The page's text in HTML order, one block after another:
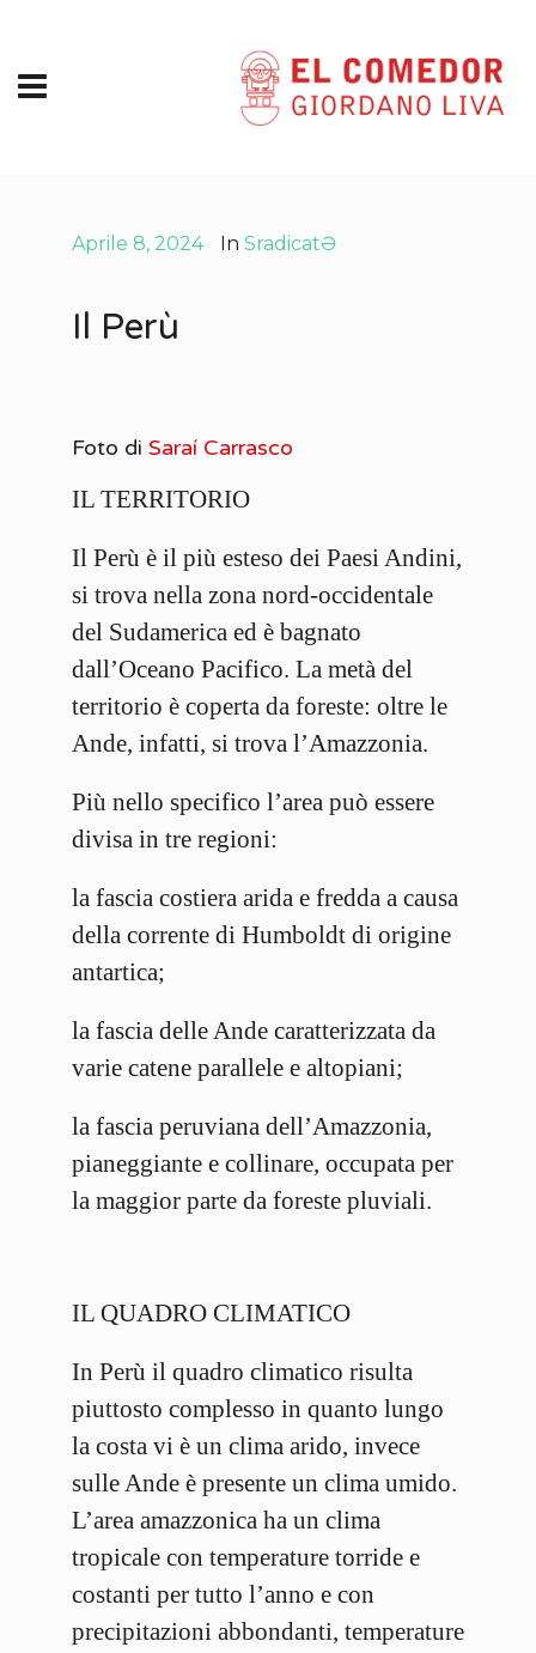
Aprile 8, 2024 In SradicatƏ
Il Perù
Foto di Saraí Carrasco
IL TERRITORIO
Il Perù è il più esteso dei Paesi Andini,
si trova nella zona nord-occidentale
del Sudamerica ed è bagnato
dall’Oceano Pacifico. La metà del
territorio è coperta da foreste: oltre le
Ande, infatti, si trova l’Amazzonia.
Più nello specifico l’area può essere
divisa in tre regioni:
la fascia costiera arida e fredda a causa
della corrente di Humboldt di origine
antartica;
la fascia delle Ande caratterizzata da
varie catene parallele e altopiani;
la fascia peruviana dell’Amazzonia,
pianeggiante e collinare, occupata per
la maggior parte da foreste pluviali.
IL QUADRO CLIMATICO
In Perù il quadro climatico risulta
piuttosto complesso in quanto lungo
la costa vi è un clima arido, invece
sulle Ande è presente un clima umido.
L’area amazzonica ha un clima
tropicale con temperature torride e
costanti per tutto l’anno e con
precipitazioni abbondanti, temperature